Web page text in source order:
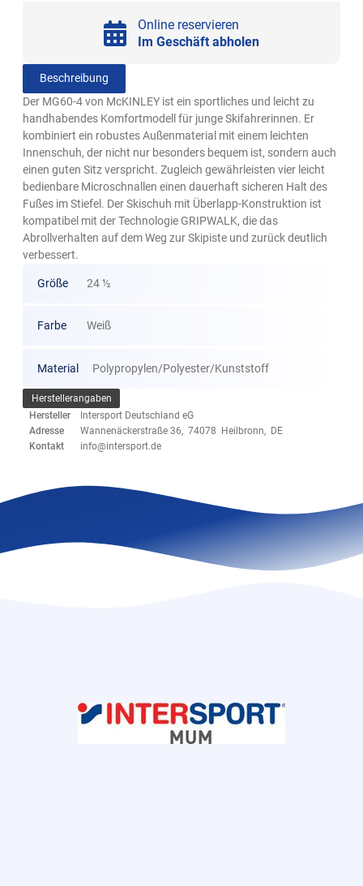
Online reservieren
Im Geschäft abholen
Beschreibung
Der MG60-4 von McKINLEY ist ein sportliches und leicht zu
handhabendes Komfortmodell für junge Skifahrerinnen. Er
kombiniert ein robustes Außenmaterial mit einem leichten
Innenschuh, der nicht nur besonders bequem ist, sondern auch
einen guten Sitz verspricht. Zugleich gewährleisten vier leicht
bedienbare Microschnallen einen dauerhaft sicheren Halt des
Fußes im Stiefel. Der Skischuh mit Überlapp-Konstruktion ist
kompatibel mit der Technologie GRIPWALK, die das
Abrollverhalten auf dem Weg zur Skipiste und zurück deutlich
verbessert.
Größe 24 ½
Farbe Weiß
Material Polypropylen/Polyester/Kunststoff
Herstellerangaben
Hersteller
Intersport Deutschland eG
Adresse
Wannenäckerstraße 36, 74078 Heilbronn, DE
Kontakt
info@intersport.de